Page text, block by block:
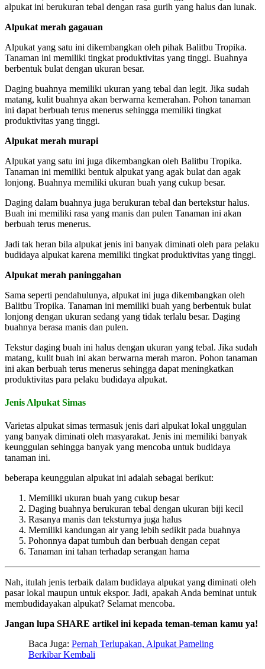
alpukat ini berukuran tebal dengan rasa gurih yang halus dan lunak.
Alpukat merah gagauan
Alpukat yang satu ini dikembangkan oleh pihak Balitbu Tropika.
Tanaman ini memiliki tingkat produktivitas yang tinggi. Buahnya
berbentuk bulat dengan ukuran besar.
Daging buahnya memiliki ukuran yang tebal dan legit. Jika sudah
matang, kulit buahnya akan berwarna kemerahan. Pohon tanaman
ini dapat berbuah terus menerus sehingga memiliki tingkat
produktivitas yang tinggi.
Alpukat merah murapi
Alpukat yang satu ini juga dikembangkan oleh Balitbu Tropika.
Tanaman ini memiliki bentuk alpukat yang agak bulat dan agak
lonjong. Buahnya memiliki ukuran buah yang cukup besar.
Daging dalam buahnya juga berukuran tebal dan bertekstur halus.
Buah ini memiliki rasa yang manis dan pulen Tanaman ini akan
berbuah terus menerus.
Jadi tak heran bila alpukat jenis ini banyak diminati oleh para pelaku
budidaya alpukat karena memiliki tingkat produktivitas yang tinggi.
Alpukat merah paninggahan
Sama seperti pendahulunya, alpukat ini juga dikembangkan oleh
Balitbu Tropika. Tanaman ini memiliki buah yang berbentuk bulat
lonjong dengan ukuran sedang yang tidak terlalu besar. Daging
buahnya berasa manis dan pulen.
Tekstur daging buah ini halus dengan ukuran yang tebal. Jika sudah
matang, kulit buah ini akan berwarna merah maron. Pohon tanaman
ini akan berbuah terus menerus sehingga dapat meningkatkan
produktivitas para pelaku budidaya alpukat.
Jenis Alpukat Simas
Varietas alpukat simas termasuk jenis dari alpukat lokal unggulan
yang banyak diminati oleh masyarakat. Jenis ini memiliki banyak
keunggulan sehingga banyak yang mencoba untuk budidaya
tanaman ini.
beberapa keunggulan alpukat ini adalah sebagai berikut:
Memiliki ukuran buah yang cukup besar
Daging buahnya berukuran tebal dengan ukuran biji kecil
Rasanya manis dan teksturnya juga halus
Memiliki kandungan air yang lebih sedikit pada buahnya
Pohonnya dapat tumbuh dan berbuah dengan cepat
Tanaman ini tahan terhadap serangan hama
Nah, itulah jenis terbaik dalam budidaya alpukat yang diminati oleh
pasar lokal maupun untuk ekspor. Jadi, apakah Anda beminat untuk
membudidayakan alpukat? Selamat mencoba.
Jangan lupa SHARE artikel ini kepada teman-teman kamu ya!
Baca Juga: Pernah Terlupakan, Alpukat Pameling
Berkibar Kembali